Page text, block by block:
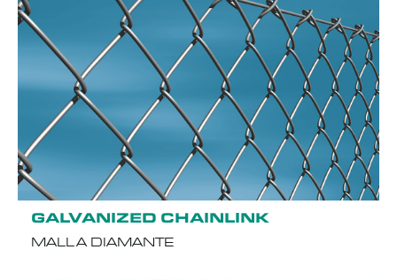
GALVANIZED CHAINLINK
MALLA DIAMANTE